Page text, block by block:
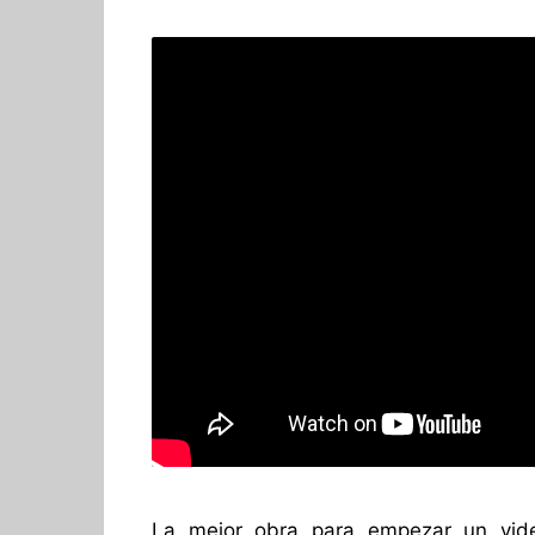
La mejor obra para empezar un